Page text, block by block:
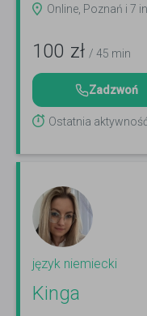
Online, Poznań i 7
100 zł / 45 min
Zadzwoń
Ostatnia
język niemiecki
Kinga